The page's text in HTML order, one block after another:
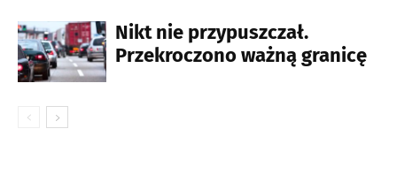
Nikt nie przypuszczał.
Przekroczono ważną granicę